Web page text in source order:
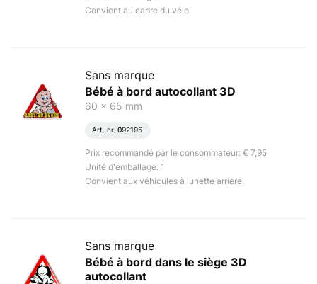
Convient au cadre du vélo.
Sans marque
Bébé à bord autocollant 3D
60 x 65 mm
Art. nr. 092195
Prix recommandé par le consommateur: € 7,95
Unité d'emballage: 1
Convient aux véhicules à lunette arrière.
Sans marque
Bébé à bord dans le siège 3D
autocollant